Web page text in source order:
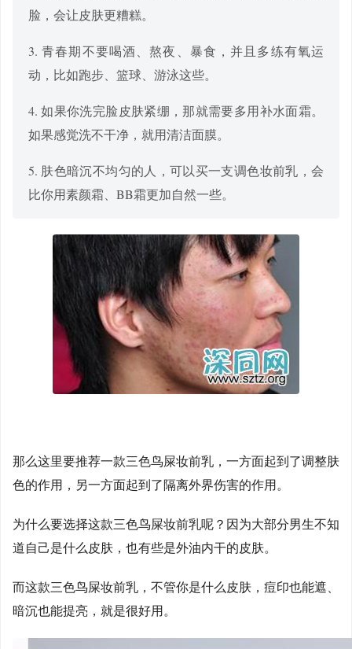
脸，会让皮肤更糟糕。
3. 青春期不要喝酒、熬夜、暴食，并且多练有氧运
动，比如跑步、篮球、游泳这些。
4. 如果你洗完脸皮肤紧绷，那就需要多用补水面霜。
如果感觉洗不干净，就用清洁面膜。
5. 肤色暗沉不均匀的人，可以买一支调色妆前乳，会
比你用素颜霜、BB霜更加自然一些。
那么这里要推荐一款三色鸟屎妆前乳，一方面起到了调整肤
色的作用，另一方面起到了隔离外界伤害的作用。
为什么要选择这款三色鸟屎妆前乳呢？因为大部分男生不知
道自己是什么皮肤，也有些是外油内干的皮肤。
而这款三色鸟屎妆前乳，不管你是什么皮肤，痘印也能遮、
暗沉也能提亮，就是很好用。